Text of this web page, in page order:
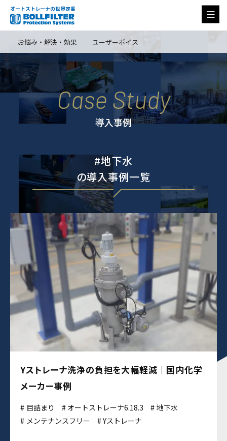
オートストレーナの世界定番
お悩み・解決・効果 ユーザーボイス
Case Study
導入事例
地下水
の導入事例一覧
Yストレーナ洗浄の負担を大幅軽減｜国内化学
メーカー事例
目詰まり オートストレーナ6.18.3
地下水
メンテナンスフリー
Yストレーナ